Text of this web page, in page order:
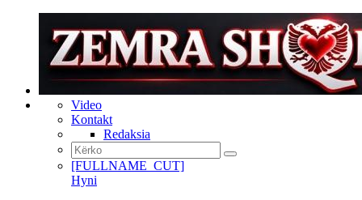
Video
Kontakt
Redaksia
[FULLNAME_CUT]
Hyni